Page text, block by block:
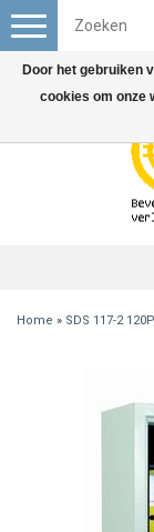
Toggle
navigation
Home » SDS 117-2
Door het gebruiken
cookies om onze